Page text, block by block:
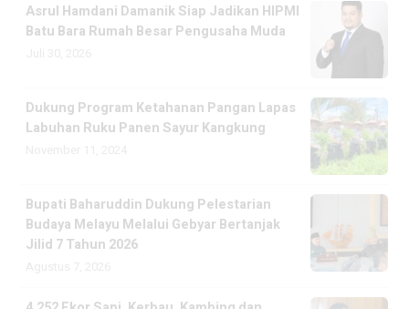
Asrul Hamdani Damanik Siap Jadikan HIPMI
Batu Bara Rumah Besar Pengusaha Muda
Dukung Program Ketahanan Pangan Lapas
Labuhan Ruku Panen Sayur Kangkung
Bupati Baharuddin Dukung Pelestarian
Budaya Melayu Melalui Gebyar Bertanjak
Jilid 7 Tahun 2026